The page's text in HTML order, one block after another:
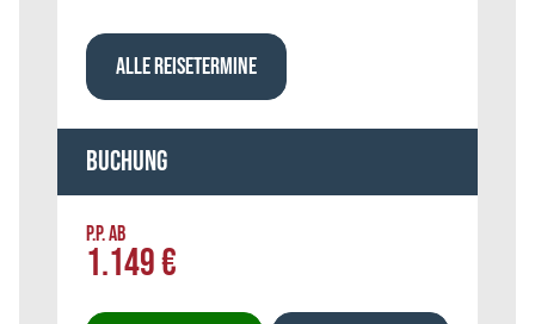
ALLE REISETERMINE
Buchung
P.P. AB
1.149 €